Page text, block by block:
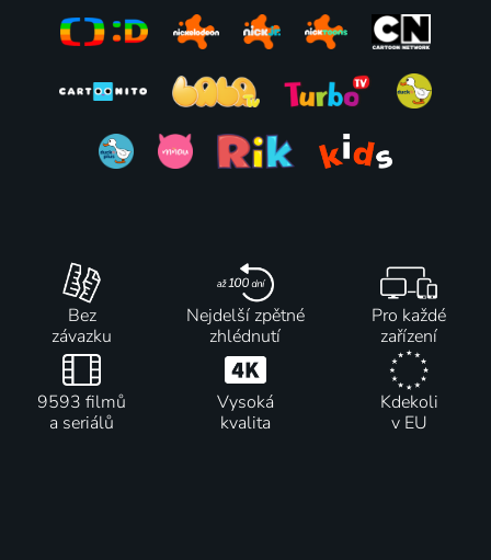
Bez
závazku
Nejdelší zpětné
zhlédnutí
Pro každé
zařízení
9593 filmů
a seriálů
Vysoká
kvalita
Kdekoli
v EU